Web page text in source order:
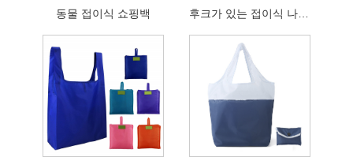
동물 접이식 쇼핑백 후크가 있는 접이식 나일론 쇼핑백